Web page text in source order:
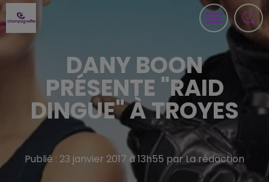
DANY BOON
PRÉSENTE "RAID
DINGUE" À TROYES
Publié : 23 janvier 2017 à 13h55 par La rédaction